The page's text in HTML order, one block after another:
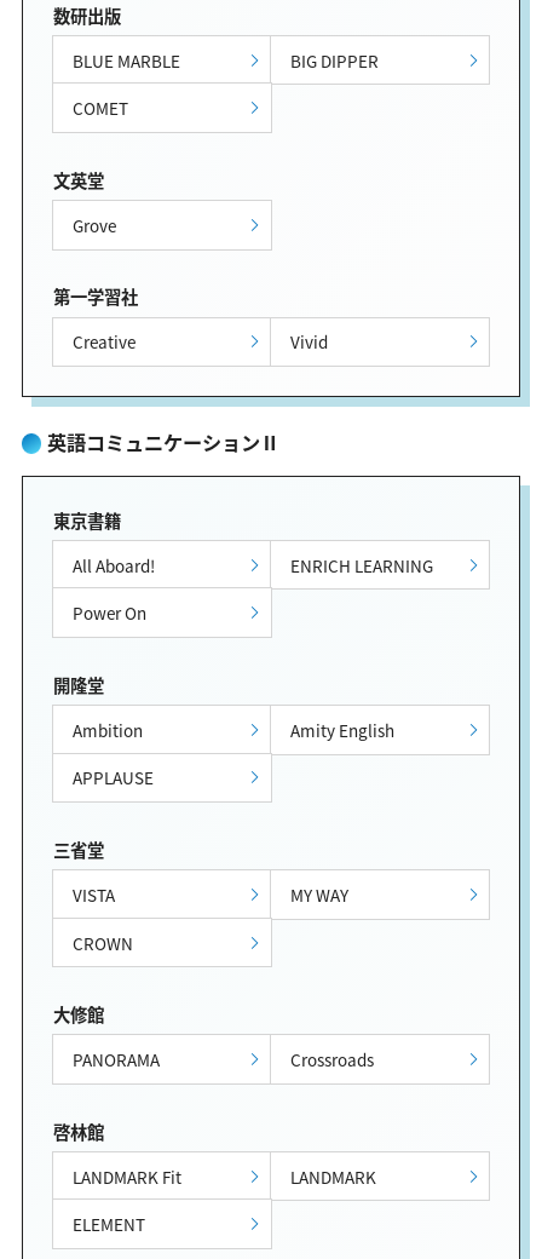
数研出版
BLUE MARBLE
BIG DIPPER
COMET
文英堂
Grove
第一学習社
Creative Vivid
英語コミュニケーションⅡ
東京書籍
All Aboard!
ENRICH LEARNING
Power On
開隆堂
Ambition
Amity English
APPLAUSE
三省堂
VISTA
MY WAY
CROWN
大修館
PANORAMA Crossroads
啓林館
LANDMARK Fit
LANDMARK
ELEMENT